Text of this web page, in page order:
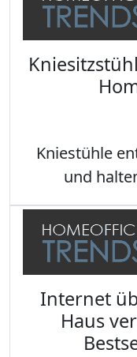
Kniestühle
und
Internet
Haus